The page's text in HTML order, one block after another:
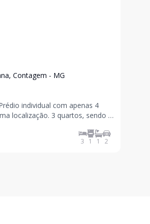
Contagem - MG
individual com apenas 4
localização. 3 quartos, sendo 1
piso em cerâmica. Sala ampla
piso em cerâmica e
3 1 1 2